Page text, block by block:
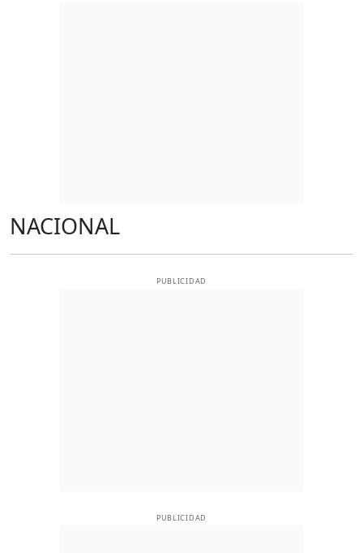
NACIONAL
PUBLICIDAD
PUBLICIDAD